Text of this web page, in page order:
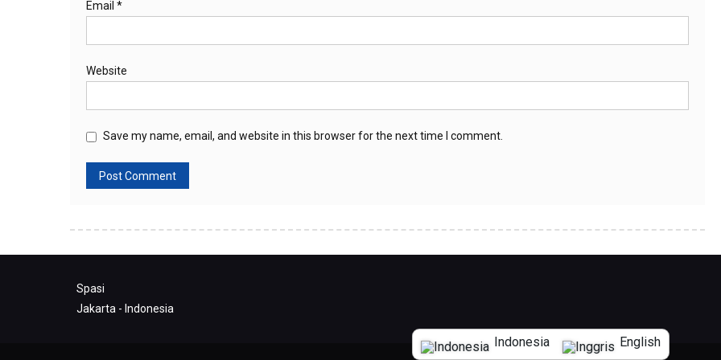
Email *
Website
Save my name, email, and website in this browser for the next time I comment.
Spasi
Jakarta - Indonesia
Indonesia English